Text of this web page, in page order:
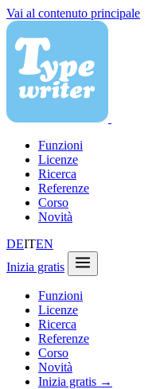
Vai al contenuto principale
Funzioni
Licenze
Ricerca
Referenze
Corso
Novità
DEITEN
Inizia gratis
Funzioni
Licenze
Ricerca
Referenze
Corso
Novità
Inizia gratis →